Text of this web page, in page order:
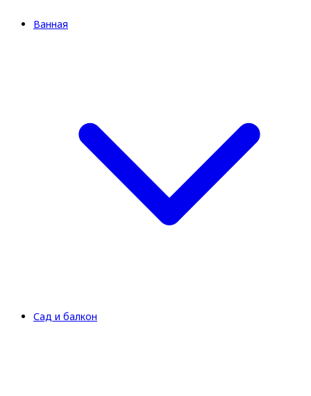
Ванная
Сад и балкон